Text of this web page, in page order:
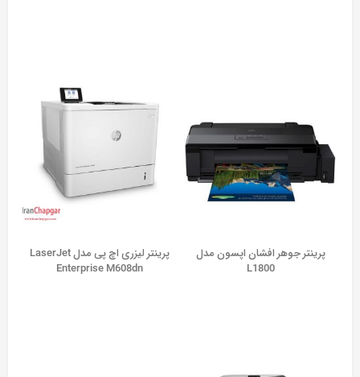
پرينتر جوهر افشان اپسون مدل
L1800
پرینتر لیزری اچ پی مدل LaserJet
Enterprise M608dn